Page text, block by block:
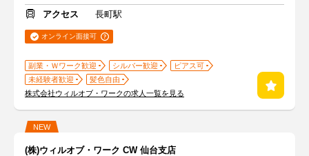
アクセス
長町駅
オンライン面接可
副業・Ｗワーク歓迎 シルバー歓迎
ピアス可
未経験者歓迎
髪色自由
株式会社ウィルオブ・ワークの求人一覧を見る
NEW
(株)ウィルオブ・ワーク CW 仙台支店